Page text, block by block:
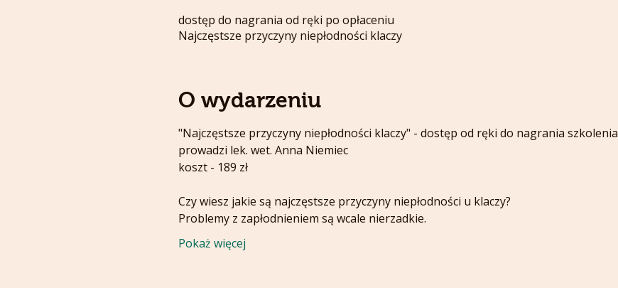
dostęp do nagrania od ręki po opłaceniu
Najczęstsze przyczyny niepłodności klaczy
O wydarzeniu
"Najczęstsze przyczyny niepłodności klaczy" - dostęp od ręki do nagrania szkolenia
prowadzi lek. wet. Anna Niemiec
koszt - 189 zł
Czy wiesz jakie są najczęstsze przyczyny niepłodności u klaczy?
Problemy z zapłodnieniem są wcale nierzadkie.
Pokaż więcej